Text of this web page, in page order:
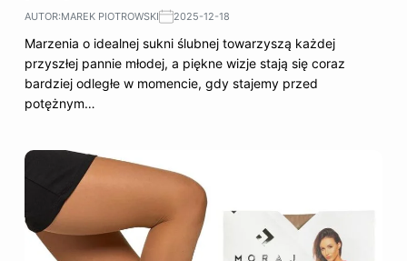
AUTOR:MAREK PIOTROWSKI 2025-12-18
Marzenia o idealnej sukni ślubnej towarzyszą każdej
przyszłej pannie młodej, a piękne wizje stają się coraz
bardziej odległe w momencie, gdy stajemy przed
potężnym…